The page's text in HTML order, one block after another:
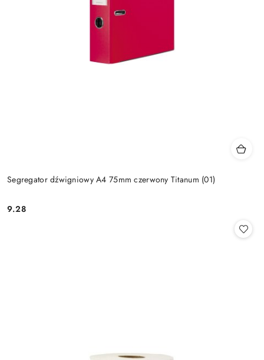
Segregator dźwigniowy A4 75mm czerwony Titanum (01)
Cena:
9.28